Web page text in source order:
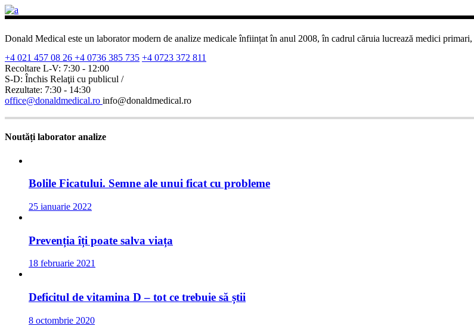
Donald Medical este un laborator modern de analize medicale înființat în anul 2008, în cadrul căruia lucrează medici
+4 021 457 08 26 +4 0736 385 735 +4 0723 372 811
Recoltare L-V: 7:30 - 12:00
S-D: Închis Relaţii cu publicul /
Rezultate: 7:30 - 14:30
office@donaldmedical.ro info@donaldmedical.ro
Noutăți laborator analize
Bolile Ficatului. Semne ale unui ficat cu probleme
25 ianuarie 2022
Prevenția îți poate salva viața
18 februarie 2021
Deficitul de vitamina D – tot ce trebuie să știi
8 octombrie 2020